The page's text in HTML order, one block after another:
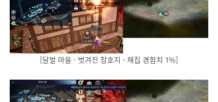
[달벌 마을 - 벗겨진 창호지 - 채집 경험치 1%]